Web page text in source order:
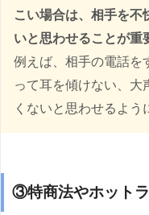
こい場合は、相手を不
いと思わせることが重
例えば、相手の電話を
って耳を傾けない、大
くないと思わせるよう
③特商法やホット